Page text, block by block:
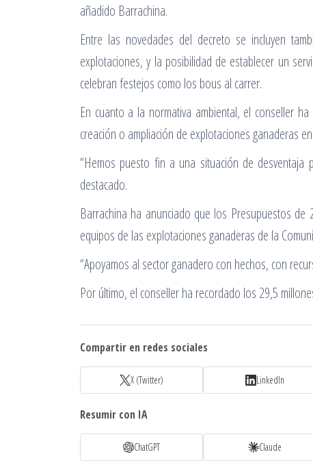
añadido Barrachina.
Entre las novedades del decreto se incluyen
explotaciones, y la posibilidad de establecer un
celebran festejos como los bous al carrer.
En cuanto a la normativa ambiental, el conseller
creación o ampliación de explotaciones ganaderas
“Hemos puesto fin a una situación de
destacado.
Barrachina ha anunciado que los Presupuestos
equipos de las explotaciones ganaderas de la
“Apoyamos al sector ganadero con hechos, con
Por último, el conseller ha recordado los 29,5
Compartir en redes sociales
X (Twitter) LinkedIn
Resumir con IA
ChatGPT Claude